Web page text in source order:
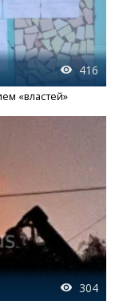
416
«властей»
304